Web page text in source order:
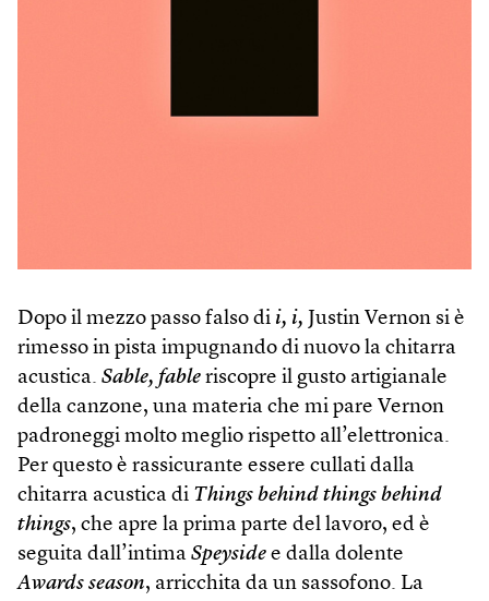
Dopo il mezzo passo falso di i, i, Justin Vernon si è
rimesso in pista impugnando di nuovo la chitarra
acustica. Sable, fable riscopre il gusto artigianale
della canzone, una materia che mi pare Vernon
padroneggi molto meglio rispetto all’elettronica.
Per questo è rassicurante essere cullati dalla
chitarra acustica di Things behind things behind
things, che apre la prima parte del lavoro, ed è
seguita dall’intima Speyside e dalla dolente
Awards season, arricchita da un sassofono. La